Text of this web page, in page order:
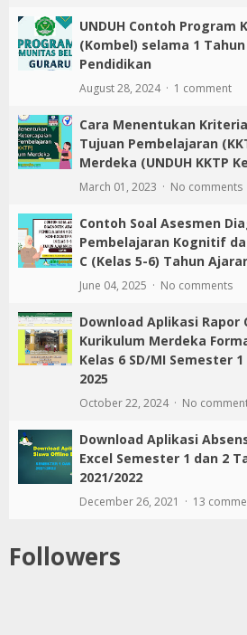
UNDUH Contoh Program
(Kombel) selama 1
Pendidikan
August 28, 2024 1 comment
Cara Menentukan
Tujuan Pembelajaran
Merdeka (UNDUH KKTP
March 01, 2023 No comments
Contoh Soal Asesmen
Pembelajaran Kognitif
C (Kelas 5-6) Tahun
June 04, 2025 No comments
Download Aplikasi Rapor
Kurikulum Merdeka
Kelas 6 SD/MI Semester
2025
October 22, 2024 No
Download Aplikasi
Excel Semester 1 dan 2
2021/2022
December 26, 2021 13
Followers